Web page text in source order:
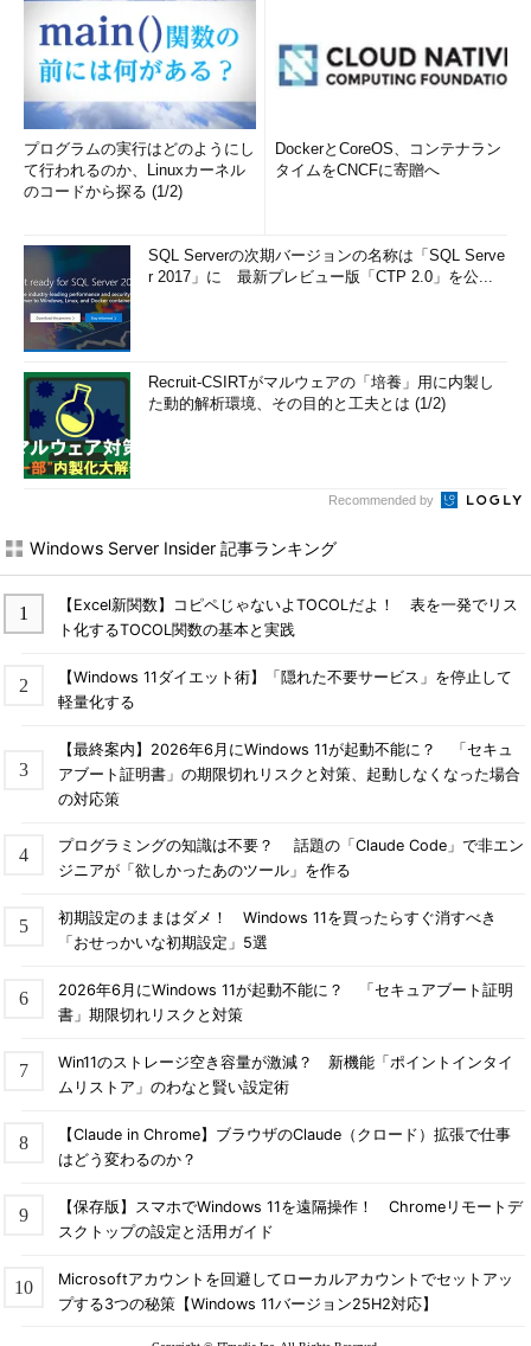
プログラムの実行はどのようにし
て行われるのか、Linuxカーネル
のコードから探る (1/2)
DockerとCoreOS、コンテナラン
タイムをCNCFに寄贈へ
SQL Serverの次期バージョンの名称は「SQL Serve
r 2017」に 最新プレビュー版「CTP 2.0」を公...
Recruit-CSIRTがマルウェアの「培養」用に内製し
た動的解析環境、その目的と工夫とは (1/2)
Recommended by
Windows Server Insider 記事ランキング
【Excel新関数】コピペじゃないよTOCOLだよ！ 表を一発でリス
ト化するTOCOL関数の基本と実践
【Windows 11ダイエット術】「隠れた不要サービス」を停止して
軽量化する
【最終案内】2026年6月にWindows 11が起動不能に？ 「セキュ
アブート証明書」の期限切れリスクと対策、起動しなくなった場合
の対応策
プログラミングの知識は不要？ 話題の「Claude Code」で非エン
ジニアが「欲しかったあのツール」を作る
初期設定のままはダメ！ Windows 11を買ったらすぐ消すべき
「おせっかいな初期設定」5選
2026年6月にWindows 11が起動不能に？ 「セキュアブート証明
書」期限切れリスクと対策
Win11のストレージ空き容量が激減？ 新機能「ポイントインタイ
ムリストア」のわなと賢い設定術
【Claude in Chrome】ブラウザのClaude（クロード）拡張で仕事
はどう変わるのか？
【保存版】スマホでWindows 11を遠隔操作！ Chromeリモートデ
スクトップの設定と活用ガイド
Microsoftアカウントを回避してローカルアカウントでセットアッ
プする3つの秘策【Windows 11バージョン25H2対応】